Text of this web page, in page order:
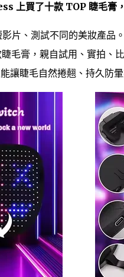
上買了十款 TOP 睫毛膏
片、測試不同的美妝產品
毛膏，親自試用、實拍、
讓睫毛自然捲翹、持久防